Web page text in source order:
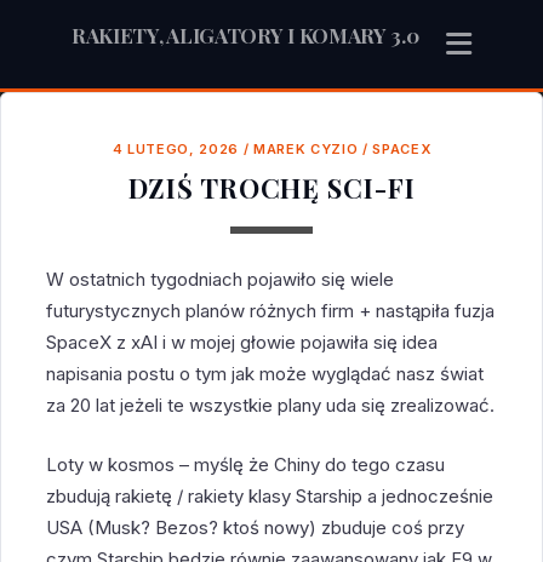
RAKIETY, ALIGATORY I KOMARY 3.0
4 LUTEGO, 2026 / MAREK CYZIO /SPACEX
DZIŚ TROCHĘ SCI-FI
W ostatnich tygodniach pojawiło się wiele
futurystycznych planów różnych firm + nastąpiła fuzja
SpaceX z xAI i w mojej głowie pojawiła się idea
napisania postu o tym jak może wyglądać nasz świat
za 20 lat jeżeli te wszystkie plany uda się zrealizować.
Loty w kosmos – myślę że Chiny do tego czasu
zbudują rakietę / rakiety klasy Starship a jednocześnie
USA (Musk? Bezos? ktoś nowy) zbuduje coś przy